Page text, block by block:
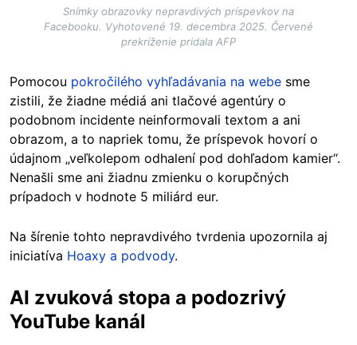
Snímky obrazovky nepravdivých príspevkov na
Facebooku. Vyhotovené 19. decembra 2025. Červené
prekríženie pridala AFP
Pomocou pokročilého vyhľadávania na webe sme
zistili, že žiadne médiá ani tlačové agentúry o
podobnom incidente neinformovali textom a ani
obrazom, a to napriek tomu, že príspevok hovorí o
údajnom „veľkolepom odhalení pod dohľadom kamier“.
Nenašli sme ani žiadnu zmienku o korupčných
prípadoch v hodnote 5 miliárd eur.
Na šírenie tohto nepravdivého tvrdenia upozornila aj
iniciatíva Hoaxy a podvody.
AI zvuková stopa a podozrivý
YouTube kanál